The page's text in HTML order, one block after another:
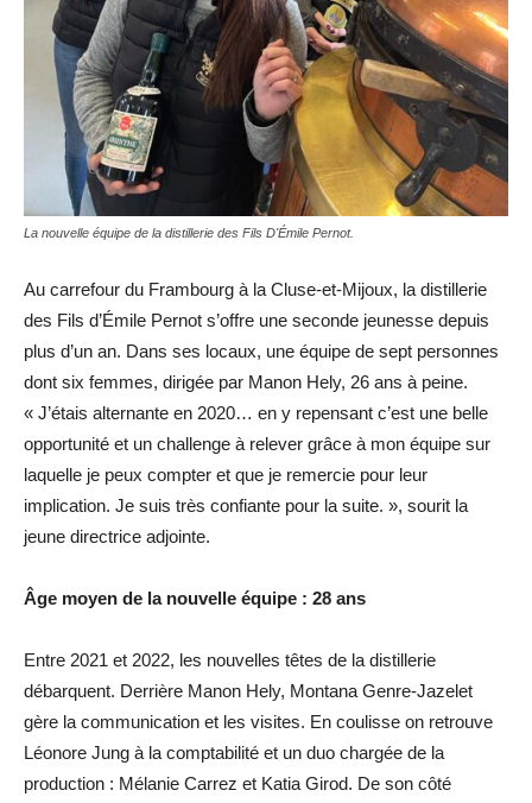
La nouvelle équipe de la distillerie des Fils D'Émile Pernot.
Au carrefour du Frambourg à la Cluse-et-Mijoux, la distillerie
des Fils d’Émile Pernot s’offre une seconde jeunesse depuis
plus d’un an. Dans ses locaux, une équipe de sept personnes
dont six femmes, dirigée par Manon Hely, 26 ans à peine.
« J’étais alternante en 2020… en y repensant c’est une belle
opportunité et un challenge à relever grâce à mon équipe sur
laquelle je peux compter et que je remercie pour leur
implication. Je suis très confiante pour la suite. », sourit la
jeune directrice adjointe.
Âge moyen de la nouvelle équipe : 28 ans
Entre 2021 et 2022, les nouvelles têtes de la distillerie
débarquent. Derrière Manon Hely, Montana Genre-Jazelet
gère la communication et les visites. En coulisse on retrouve
Léonore Jung à la comptabilité et un duo chargée de la
production : Mélanie Carrez et Katia Girod. De son côté